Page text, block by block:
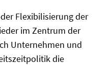
Flexibilisierung der
im Zentrum der
Unternehmen und
die